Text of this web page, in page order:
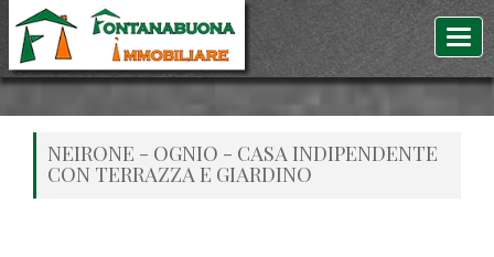
NEIRONE - OGNIO - CASA INDIPENDENTE
CON TERRAZZA E GIARDINO